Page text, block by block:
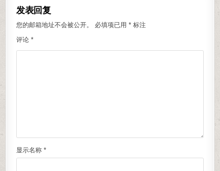
发表回复
您的邮箱地址不会被公开。 必填项已用* 标注
评论*
显示名称*